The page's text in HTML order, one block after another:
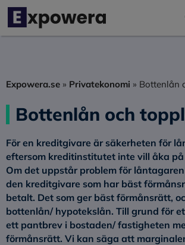
Hoppa
innehåll
Expowera.se » Privatekonomi » Bottenlån
Bottenlån och
För en kreditgivare är säkerheten för
eftersom kreditinstitutet inte vill åka
Om det uppstår problem för
den kreditgivare som har bäst
betalt. Det som ger bäst förmånsrätt,
bottenlån/ hypotekslån. Till grund för
ett pantbrev i bostaden/ fastigheten
förmånsrätt. Vi kan säga att